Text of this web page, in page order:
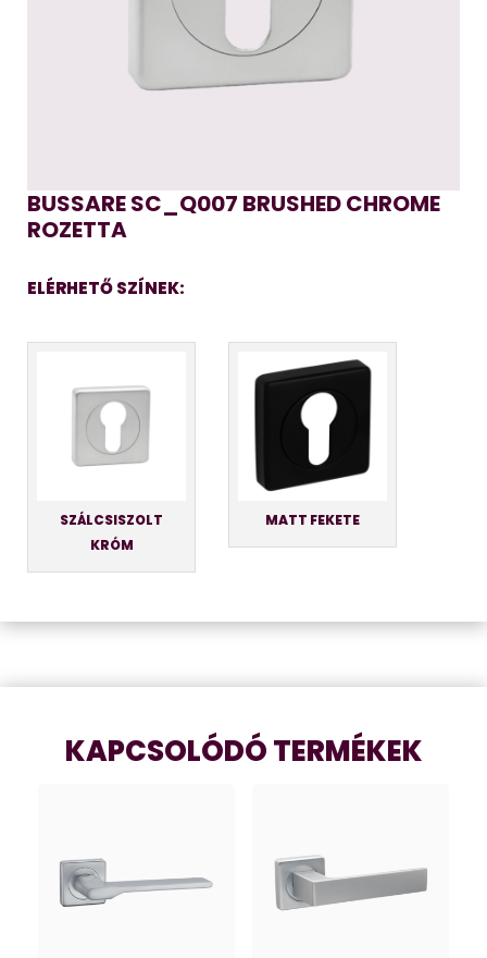
BUSSARE SC_Q007 BRUSHED CHROME
ROZETTA
ELÉRHETŐ SZÍNEK:
SZÁLCSISZOLT
KRÓM
MATT FEKETE
KAPCSOLÓDÓ TERMÉKEK